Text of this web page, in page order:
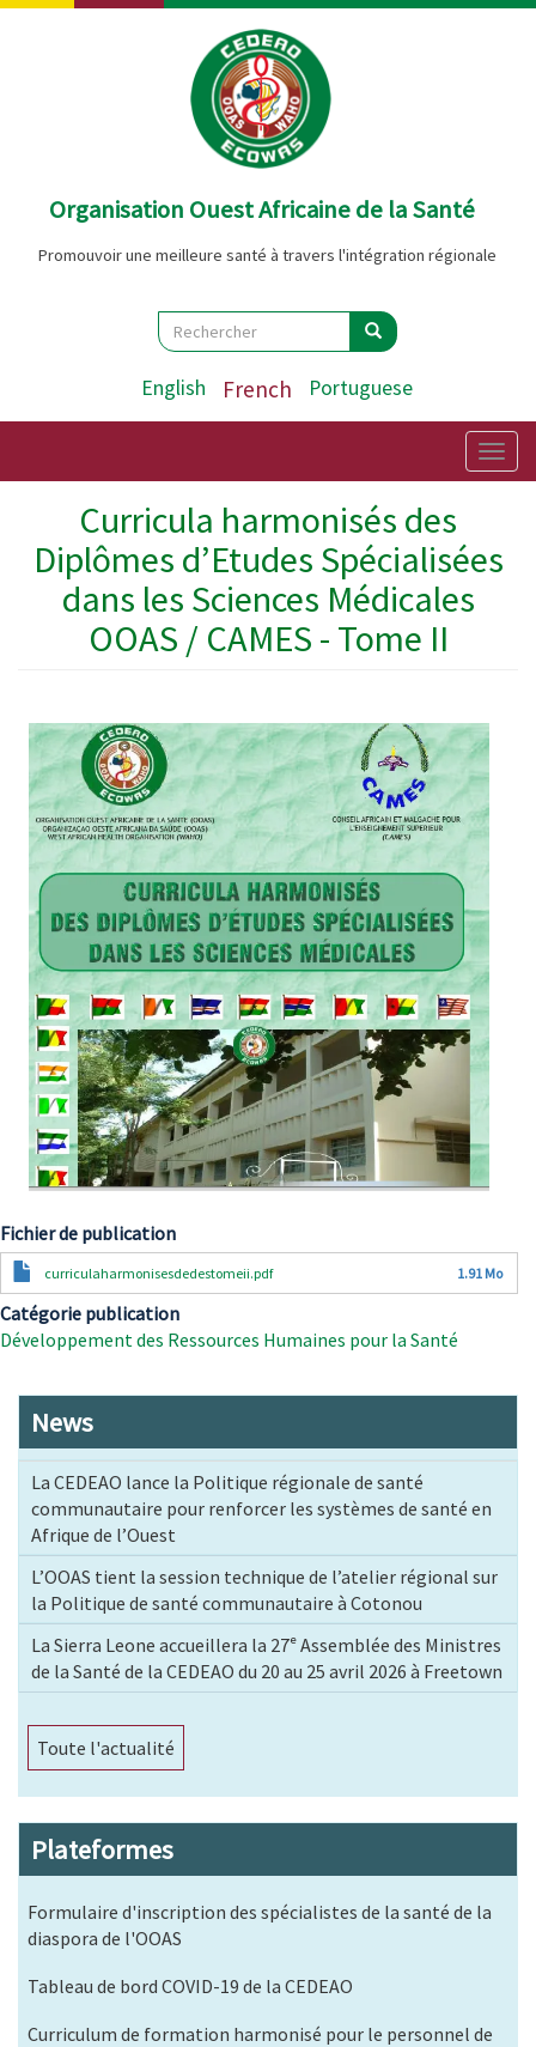
Aller
Organisation Ouest Africaine de la Santé
Promouvoir une meilleure santé à travers l'intégration régionale
Search
Rechercher Rechercher
English French Portuguese
Curricula harmonisés des
Diplômes d’Etudes Spécialisées
dans les Sciences Médicales
OOAS / CAMES - Tome II
Fichier de publication
Documentcurriculaharmonisesdedestomeii.pdf 1.91 Mo
Catégorie publication
Développement des Ressources Humaines pour la Santé
News
La CEDEAO lance la Politique régionale de santé
communautaire pour renforcer les systèmes de santé en
Afrique de l’Ouest
L’OOAS tient la session technique de l’atelier régional sur
la Politique de santé communautaire à Cotonou
La Sierra Leone accueillera la 27ᵉ Assemblée des Ministres
de la Santé de la CEDEAO du 20 au 25 avril 2026 à Freetown
Toute l'actualité
Plateformes
Formulaire d'inscription des spécialistes de la santé de la
diaspora de l'OOAS
Tableau de bord COVID-19 de la CEDEAO
Curriculum de formation harmonisé pour le personnel de